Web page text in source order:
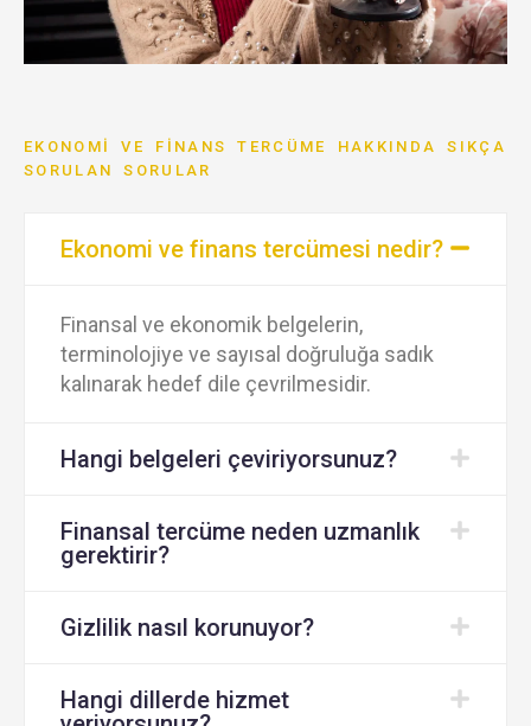
EKONOMI VE FINANS TERCÜME HAKKINDA SIKÇA
SORULAN SORULAR
Ekonomi ve finans tercümesi nedir?
Finansal ve ekonomik belgelerin,
terminolojiye ve sayısal doğruluğa sadık
kalınarak hedef dile çevrilmesidir.
Hangi belgeleri çeviriyorsunuz?
Finansal tercüme neden uzmanlık
gerektirir?
Gizlilik nasıl korunuyor?
Hangi dillerde hizmet